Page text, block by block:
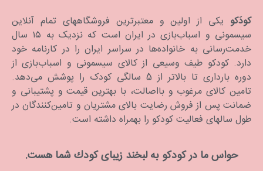
کودَکو یکی از اولین و معتبرترین فروشگاههای تمام آنلاین
سیسمونی و اسباب‌بازی در ایران است که نزدیک به ۱۵ سال
خدمت‌رسانی به خانواده‌ها در سراسر ایران را در کارنامه خود
دارد. كودكو طیف وسیعی از کالای سیسمونی و اسباب‌بازی از
دوره بارداری تا بالاتر از 5 سالگی کودک را پوشش می‌دهد.
تامین کالای مرغوب و بااصالت، با بهترین قیمت و پشتیبانی و
ضمانت پس از فروش رضایت بالای مشتریان و تامین‌کنندگان در
طول سالهای فعالیت کودکو را بهمراه داشته است.
حواس ما در كودكو به لبخند زیبای كودك شما هست.